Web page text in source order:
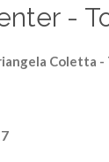
-
Coletta -